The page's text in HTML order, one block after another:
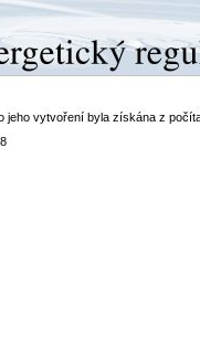
jeho vytvoření byla získána z